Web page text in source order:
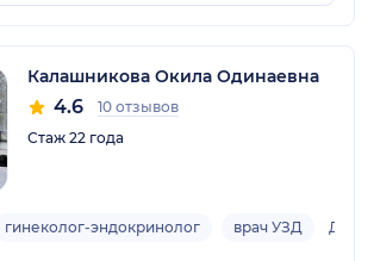
Калашникова Окила Одинаевна
4.6
10 отзывов
Стаж 22 года
гинеколог-эндокринолог врач УЗД